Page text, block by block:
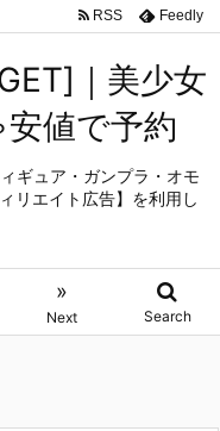
｜美少女
値で予約
ギュア・ガンプラ・オモ
リエイト広告】を利用し
»
Next Search
RSS Feedly